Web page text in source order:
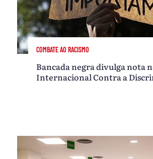
COMBATE AO RACISMO
Bancada negra divulga nota
Internacional Contra a